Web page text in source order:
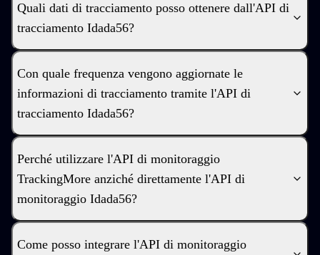
Quali dati di tracciamento posso ottenere dall'API di
tracciamento Idada56?
Con quale frequenza vengono aggiornate le
informazioni di tracciamento tramite l'API di
tracciamento Idada56?
Perché utilizzare l'API di monitoraggio
TrackingMore anziché direttamente l'API di
monitoraggio Idada56?
Come posso integrare l'API di monitoraggio